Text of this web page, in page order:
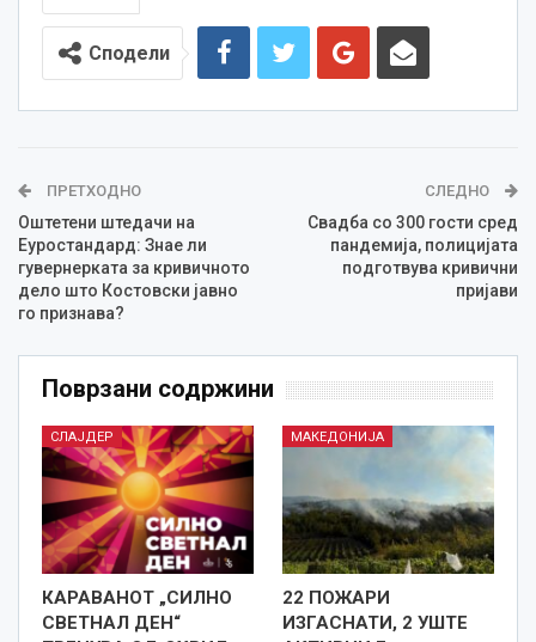
Сподели
ПРЕТХОДНО
Оштетени штедачи на
Еуростандард: Знае ли
гувернерката за кривичното
дело што Костовски јавно
го признава?
СЛЕДНО
Свадба со 300 гости сред
пандемија, полицијата
подготвува кривични
пријави
Поврзани содржини
СЛАЈДЕР
КАРАВАНОТ „СИЛНО
СВЕТНАЛ ДЕН“
МАКЕДОНИЈА
22 ПОЖАРИ
ИЗГАСНАТИ, 2 УШТЕ